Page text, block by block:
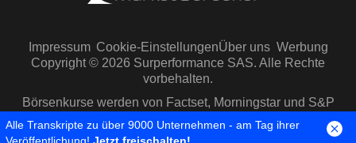
Impressum Cookie-EinstellungenÜber uns Werbung
Copyright © 2026 Surperformance SAS. Alle Rechte
vorbehalten.
Börsenkurse werden von Factset, Morningstar und S&P
Capital IQ zur Verfügung gestellt
Alle Transkripte zu über 9000 Unternehmen - am Tag ihrer